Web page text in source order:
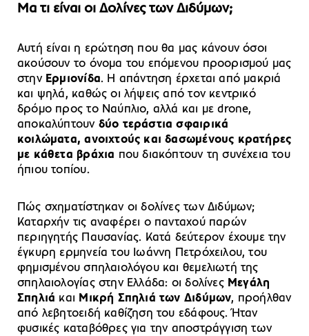
Μα τι είναι οι Δολίνες των Διδύμων;
Αυτή είναι η ερώτηση που θα μας κάνουν όσοι
ακούσουν το όνομα του επόμενου προορισμού μας
στην Ερμιονίδα. Η απάντηση έρχεται από μακριά
και ψηλά, καθώς οι λήψεις από τον κεντρικό
δρόμο προς το Ναύπλιο, αλλά και με drone,
αποκαλύπτουν δύο τεράστια σφαιρικά
κοιλώματα, ανοιχτούς και δασωμένους κρατήρες
με κάθετα βράχια που διακόπτουν τη συνέχεια του
ήπιου τοπίου.
Πώς σχηματίστηκαν οι δολίνες των Διδύμων;
Καταρχήν τις αναφέρει ο πανταχού παρών
περιηγητής Παυσανίας. Κατά δεύτερον έχουμε την
έγκυρη ερμηνεία του Ιωάννη Πετρόχειλου, του
φημισμένου σπηλαιολόγου και θεμελιωτή της
σπηλαιολογίας στην Ελλάδα: οι δολίνες Μεγάλη
Σπηλιά και Μικρή Σπηλιά των Διδύμων, προήλθαν
από λεβητοειδή καθίζηση του εδάφους. Ήταν
φυσικές καταβόθρες για την αποστράγγιση των